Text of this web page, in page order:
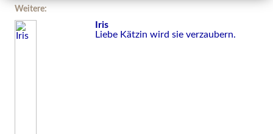
Weitere:
Iris
Liebe Kätzin wird sie verzaubern.